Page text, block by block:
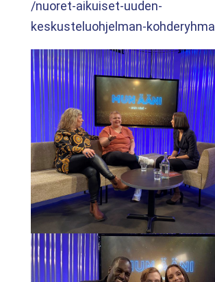
/nuoret-aikuiset-uuden-
keskusteluohjelman-kohderyhma